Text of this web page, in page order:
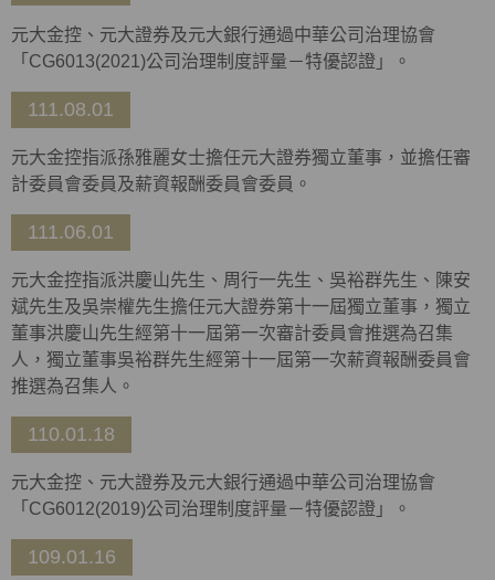
元大金控、元大證券及元大銀行通過中華公司治理協會
「CG6013(2021)公司治理制度評量－特優認證」。
111.08.01
元大金控指派孫雅麗女士擔任元大證券獨立董事，並擔任審
計委員會委員及薪資報酬委員會委員。
111.06.01
元大金控指派洪慶山先生、周行一先生、吳裕群先生、陳安
斌先生及吳崇權先生擔任元大證券第十一屆獨立董事，獨立
董事洪慶山先生經第十一屆第一次審計委員會推選為召集
人，獨立董事吳裕群先生經第十一屆第一次薪資報酬委員會
推選為召集人。
110.01.18
元大金控、元大證券及元大銀行通過中華公司治理協會
「CG6012(2019)公司治理制度評量－特優認證」。
109.01.16